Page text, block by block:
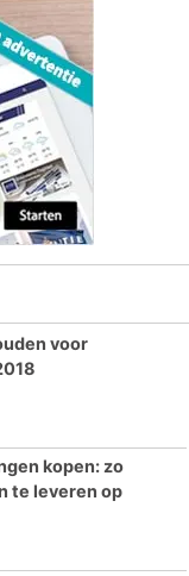
voor
kopen: zo
te leveren op